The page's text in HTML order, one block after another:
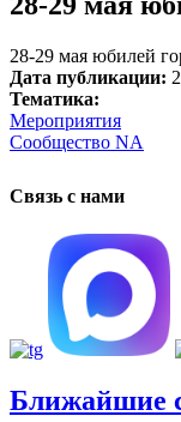
28-29 мая юбилей
Дата публикации:
Тематика:
Мероприятия
Сообщество NA
Связь с нами
Ближайшие